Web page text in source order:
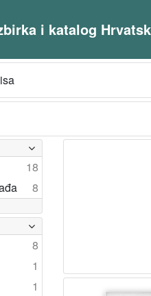
i katalog
18
8
8
1
1